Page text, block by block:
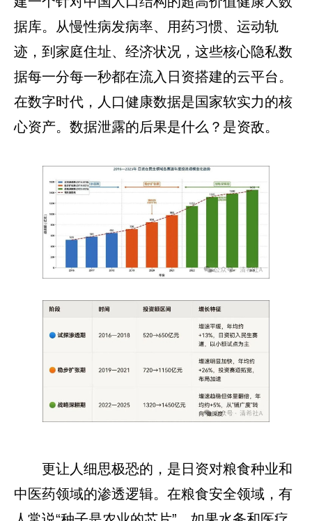
据库。从慢性病发病率、用药习惯、运动轨
迹，到家庭住址、经济状况，这些核心隐私数
据每一分每一秒都在流入日资搭建的云平台。
在数字时代，人口健康数据是国家软实力的核
心资产。数据泄露的后果是什么？是资敌。
更让人细思极恐的，是日资对粮食种业和
中医药领域的渗透逻辑。在粮食安全领域，有